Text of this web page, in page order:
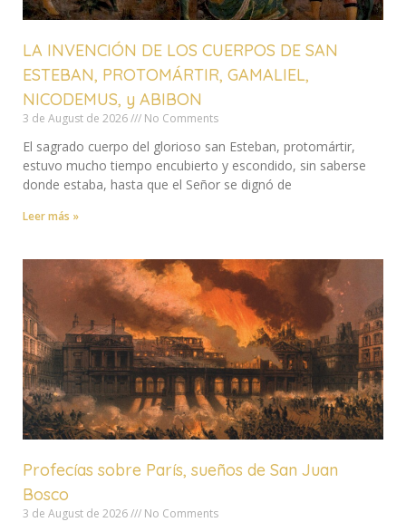
LA INVENCIÓN DE LOS CUERPOS DE SAN
ESTEBAN, PROTOMÁRTIR, GAMALIEL,
NICODEMUS, y ABIBON
3 de August de 2026 No Comments
El sagrado cuerpo del glorioso san Esteban, protomártir,
estuvo mucho tiempo encubierto y escondido, sin saberse
donde estaba, hasta que el Señor se dignó de
Leer más »
Profecías sobre París, sueños de San Juan
Bosco
3 de August de 2026 No Comments